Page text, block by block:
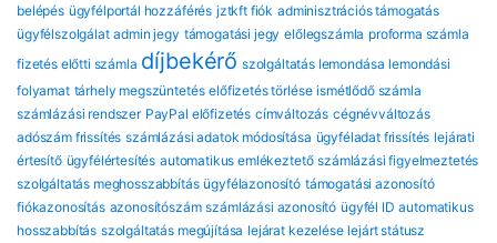
belépés ügyfélportál hozzáférés jztkft fiók adminisztrációs támogatás
ügyfélszolgálat admin jegy támogatási jegy előlegszámla proforma számla
fizetés előtti számla díjbekérő szolgáltatás lemondása lemondási
folyamat tárhely megszüntetés előfizetés törlése ismétlődő számla
számlázási rendszer PayPal előfizetés címváltozás cégnévváltozás
adószám frissítés számlázási adatok módosítása ügyféladat frissítés lejárati
értesítő ügyfélértesítés automatikus emlékeztető számlázási figyelmeztetés
szolgáltatás meghosszabbítás ügyfélazonosító támogatási azonosító
fiókazonosítás azonosítószám számlázási azonosító ügyfél ID automatikus
hosszabbítás szolgáltatás megújítása lejárat kezelése lejárt státusz